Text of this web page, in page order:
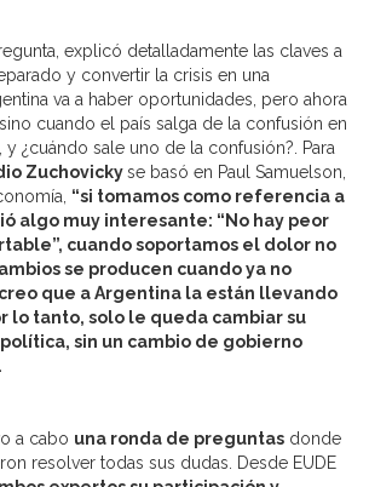
explicó detalladamente las claves a
y convertir la crisis en una
va a haber oportunidades, pero ahora
cuando el país salga de la confusión en
y ¿cuándo sale uno de la confusión?. Para
Zuchovickyse basó en Paul Samuelson,
“si tomamos como referencia a
algo muy interesante: “No hay peor
cuando soportamos el dolor no
se producen cuando ya no
que a Argentina la están llevando
lo tanto, solo le queda cambiar su
sin un cambio de gobierno
a cabo una ronda de preguntas donde
resolver todas sus dudas. Desde EUDE